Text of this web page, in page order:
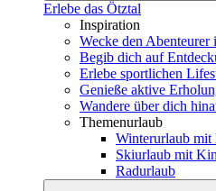
Erlebe das Ötztal
Inspiration
Wecke den Abenteurer
Begib dich auf
Erlebe sportlichen
Genieße aktive
Wandere über dich
Themenurlaub
Winterurlaub mit
Skiurlaub mit
Radurlaub